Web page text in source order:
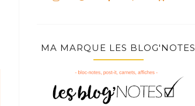
MA MARQUE LES BLOG'NOTES